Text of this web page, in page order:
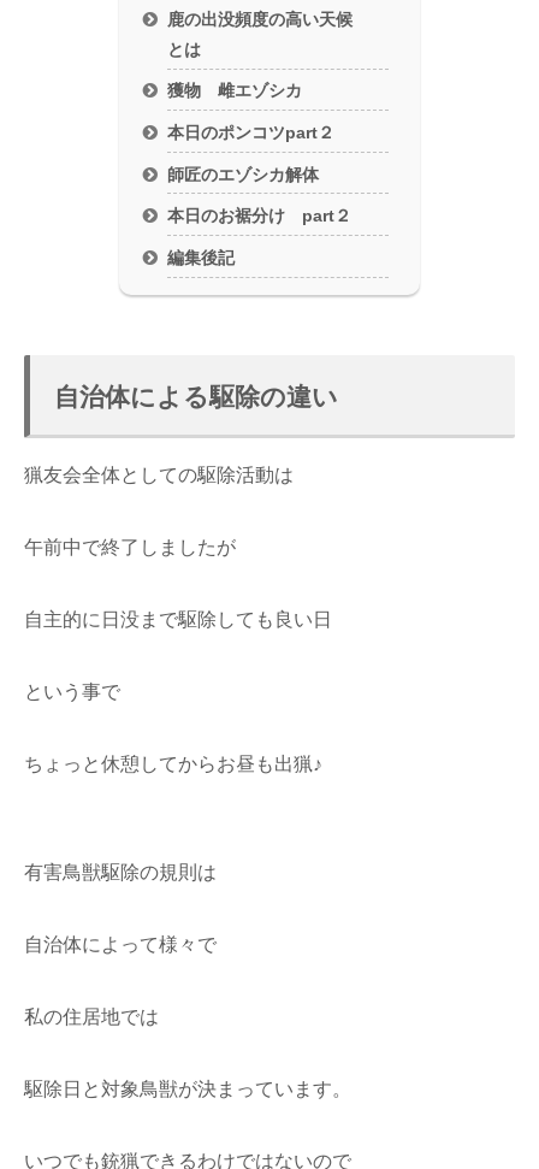
鹿の出没頻度の高い天候
とは
獲物 雌エゾシカ
本日のポンコツpart２
師匠のエゾシカ解体
本日のお裾分け part２
編集後記
自治体による駆除の違い
猟友会全体としての駆除活動は
午前中で終了しましたが
自主的に日没まで駆除しても良い日
という事で
ちょっと休憩してからお昼も出猟♪
有害鳥獣駆除の規則は
自治体によって様々で
私の住居地では
駆除日と対象鳥獣が決まっています。
いつでも銃猟できるわけではないので